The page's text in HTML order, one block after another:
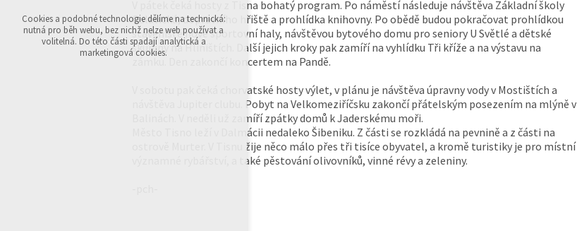
V pátek čeká hosty z Tisna bohatý program. Po náměstí následuje návštěva Základní školy
Oslavická, dopravního hřiště a prohlídka knihovny. Po obědě budou pokračovat prohlídkou
staveniště nové sportovní haly, návštěvou bytového domu pro seniory U Světlé a dětské
skupiny na Hliništích. Další jejich kroky pak zamíří na vyhlídku Tři kříže a na výstavu na
zámku. Den zakončí koncertem na Pandě.
V sobotu pak čeká chorvatské hosty výlet, v plánu je návštěva úpravny vody v Mostištích a
návštěva Jupiter clubu. Pobyt na Velkomeziříčsku zakončí přátelským posezením na mlýně v
Balinách. V neděli už zamíří zpátky domů k Jaderskému moři.
Město Tisno leží v Dalmácii nedaleko Šibeniku. Z části se rozkládá na pevnině a z části na
ostrově Murter. V Tisnu žije něco málo přes tři tisíce obyvatel, a kromě turistiky je pro místní
významné rybářství, a také pěstování olivovníků, vinné révy a zeleniny.
Přijmout všechny cookies
Odmítnout vše
Cookies a podobné technologie dělíme na technická:
nutná pro běh webu, bez nichž nelze web používat a
volitelná. Do této části spadají analytická a
marketingová cookies.